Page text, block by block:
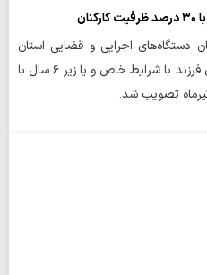
دستگاه‌های اجرایی و قضایی استان
البرز به ویژه برای بانوان شاغل و دارای فرزند با شرایط خاص و یا زیر ۶ سال با